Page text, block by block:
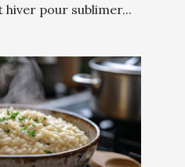
hiver pour sublimer...